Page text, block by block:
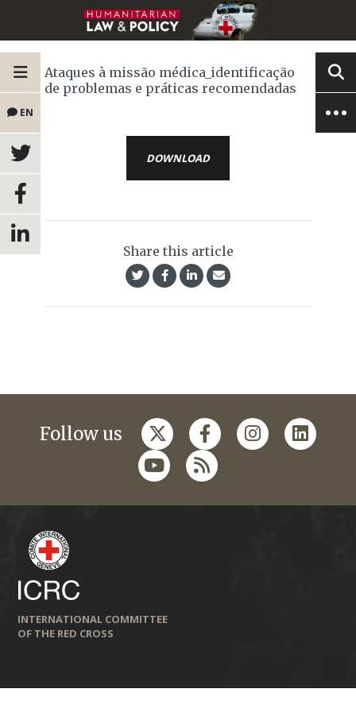
EN
Ataques à missão médica_identificação
de problemas e práticas recomendadas
DOWNLOAD
Share this article
Follow us
INTERNATIONAL COMMITTEE
OF THE RED CROSS